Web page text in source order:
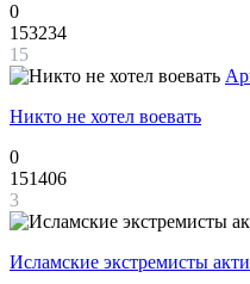
0
153234
15
Никто не хотел воевать
0
151406
3
Исламские экстремисты